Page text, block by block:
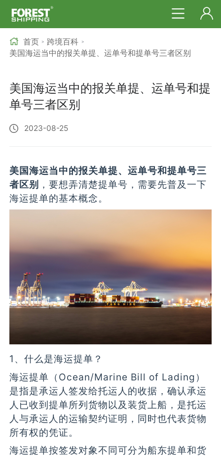
首页 > 跨境百科 >
美国海运当中的报关单提、运单号和提单号三者区别
美国海运当中的报关单提、运单号和提
单号三者区别
2023-08-25
美国海运当中的报关单提、运单号和提单号三
者区别 ，要想弄清楚提单号，需要先普及一下
海运提单的基本概念。
1、什么是海运提单？
海运提单（Ocean/Marine Bill of Lading）
是指是承运人签发给托运人的收据，确认承运
人已收到提单所列货物以及装货上船，是托运
人与承运人的运输契约证明，同时也代表货物
所有权的凭证。
海运提单按签发对象不同可分为船东提单和货